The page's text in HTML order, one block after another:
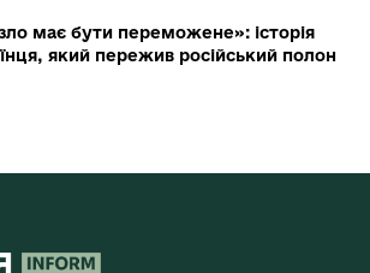
має бути переможене»: історія
який пережив російський полон